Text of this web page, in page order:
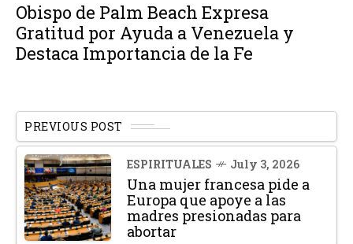
Obispo de Palm Beach Expresa
Gratitud por Ayuda a Venezuela y
Destaca Importancia de la Fe
PREVIOUS POST
ESPIRITUALES July 3, 2026
Una mujer francesa pide a
Europa que apoye a las
madres presionadas para
abortar